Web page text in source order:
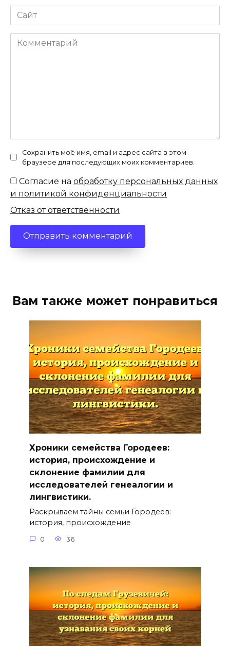
Сайт
Комментарий
Сохранить моё имя, email и адрес сайта в этом
браузере для последующих моих комментариев.
Согласие на обработку персональных данных
и политикой конфиденциальности
Отказ от ответственности
Вам также может понравиться
Хроники семейства Городеев:
история, происхождение и
склонение фамилии для
исследователей генеалогии и
лингвистики.
Раскрываем тайны семьи Городеев:
история, происхождение
0 36